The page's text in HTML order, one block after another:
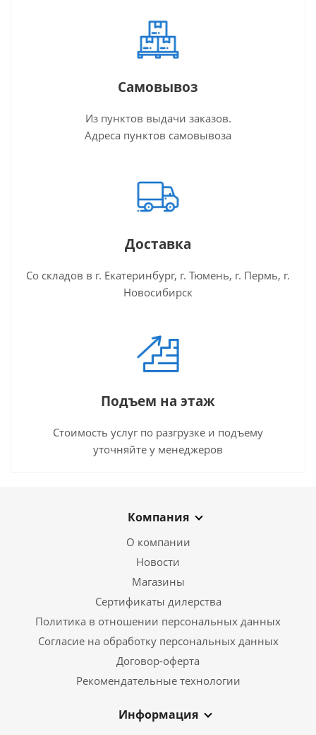
Самовывоз
Из пунктов выдачи заказов.
Адреса пунктов самовывоза
Доставка
Со складов в г. Екатеринбург, г. Тюмень, г. Пермь, г.
Новосибирск
Подъем на этаж
Стоимость услуг по разгрузке и подъему
уточняйте у менеджеров
Компания
О компании
Новости
Магазины
Сертификаты дилерства
Политика в отношении персональных данных
Согласие на обработку персональных данных
Договор-оферта
Рекомендательные технологии
Информация